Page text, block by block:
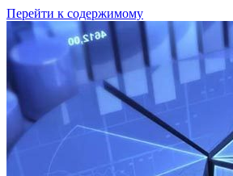
Перейти к содержимому